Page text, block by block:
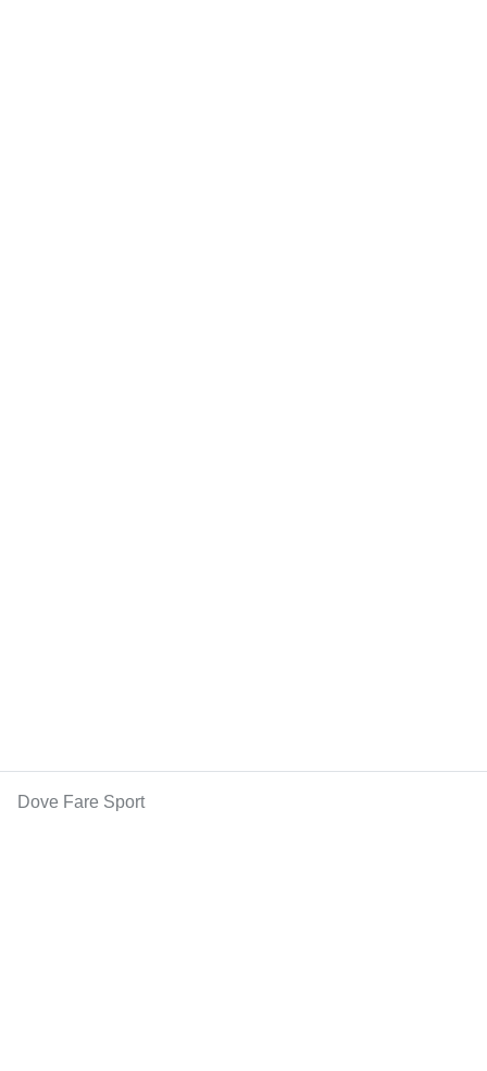
Dove Fare Sport